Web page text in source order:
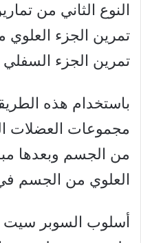
النوع الثاني من
تمرين الجزء
تمرين الجزء
باستخدام هذه
مجموعات العضلات
من الجسم وبعدها
العلوي من الجسم
أسلوب السوبر سيت